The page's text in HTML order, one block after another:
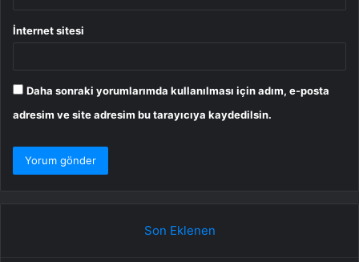
İnternet sitesi
Daha sonraki yorumlarımda kullanılması için adım, e-posta
adresim ve site adresim bu tarayıcıya kaydedilsin.
Son Eklenen